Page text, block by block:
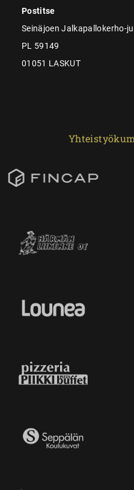
Postitse
Seinäjoen Jalkapallokerho-
PL 59149
01051 LASKUT